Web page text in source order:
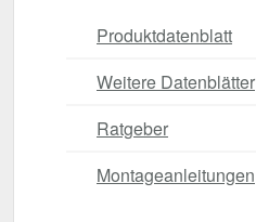
Produktdatenblatt
Weitere Datenblätter
Ratgeber
Montageanleitungen